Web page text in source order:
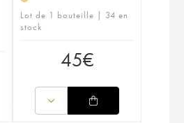
Lot de 1 bouteille | 34 en
stock
45€